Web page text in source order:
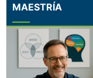
MAESTRÍA